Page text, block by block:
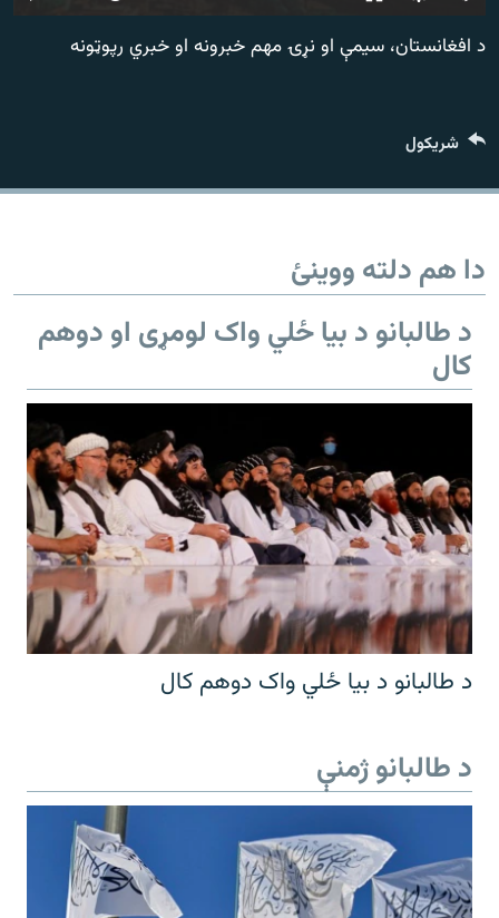
د ازادې اروپا/ ازادي راډيو ټولې پاڼې
720p
د افغانستان، سیمې او نړۍ مهم خبرونه او خبري رپوټونه
شريکول
دا هم دلته ووینئ
د طالبانو د بیا ځلي واک لومړی او دوهم
کال
د طالبانو د بیا ځلي واک دوهم کال
د طالبانو ژمنې